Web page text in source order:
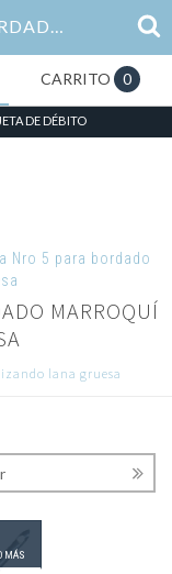
DECOAGUJA NRO 5 PARA BORDADO MARROQUÍ CON LANA GRUESA
CARRITO 0
DE DÉBITO
Nro 5 para bordado
MARROQUÍ
lana gruesa
MÁS